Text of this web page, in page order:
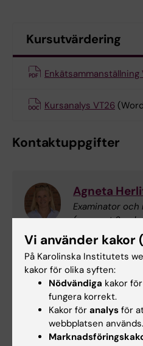
Kursutvärdering
Enkätsammanställning
Kursanalys VT26
Kontaktuppgifter
Agneta
Examinator
(moment 2 och
E-post:
agneta.herlitz@ki.se
Philip
E-post:
Vi använder kakor
På Karolinska Institutets
kakor för olika syften:
Nödvändiga kakor
fungera korrekt.
Kakor för analys för
webbplatsen används.